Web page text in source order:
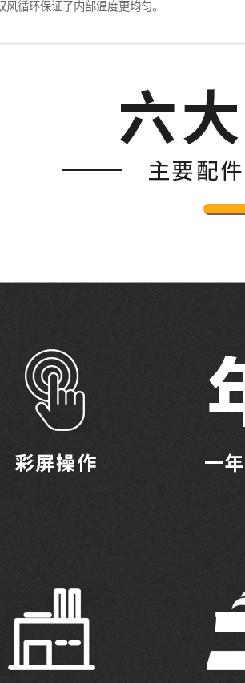
风循环保证了内部温度更均匀。